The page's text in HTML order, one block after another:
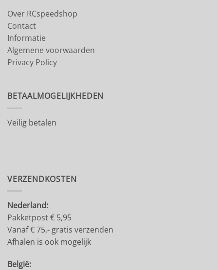
Over RCspeedshop
Contact
Informatie
Algemene voorwaarden
Privacy Policy
BETAALMOGELIJKHEDEN
Veilig betalen
VERZENDKOSTEN
Nederland:
Pakketpost € 5,95
Vanaf € 75,- gratis verzenden
Afhalen is ook mogelijk
België: